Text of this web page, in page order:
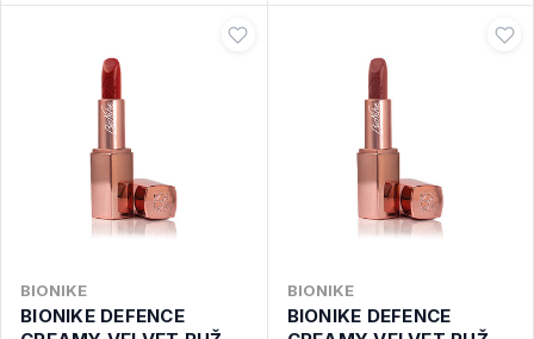
BIONIKE
BIONIKE DEFENCE
BIONIKE
BIONIKE DEFENCE